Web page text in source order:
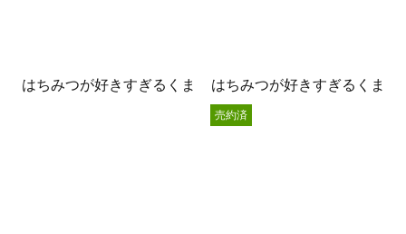
はちみつが好きすぎるくま はちみつが好きすぎるくま
売約済